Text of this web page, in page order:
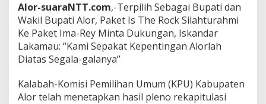
Alor-suaraNTT.com,-Terpilih Sebagai Bupati dan
Wakil Bupati Alor, Paket Is The Rock Silahturahmi
Ke Paket Ima-Rey Minta Dukungan, Iskandar
Lakamau: “Kami Sepakat Kepentingan Alorlah
Diatas Segala-galanya”
Kalabah-Komisi Pemilihan Umum (KPU) Kabupaten
Alor telah menetapkan hasil pleno rekapitulasi